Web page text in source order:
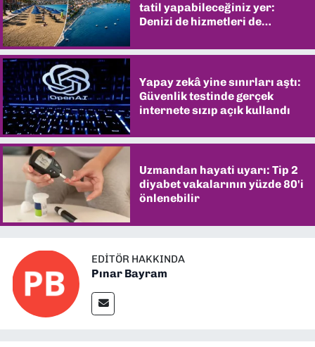
tatil yapabileceğiniz yer:
Denizi de hizmetleri de
Yapay zekâ yine sınırları aştı:
Güvenlik testinde gerçek
internete sızıp açık kullandı
Uzmandan hayati uyarı: Tip 2
diyabet vakalarının yüzde 80'i
önlenebilir
EDITÖR HAKKINDA
Pınar Bayram